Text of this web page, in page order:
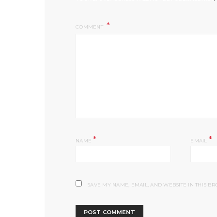
COMMENT
NAME * EMAIL *
SAVE MY NAME, EMAIL, AND WEBSITE IN THIS